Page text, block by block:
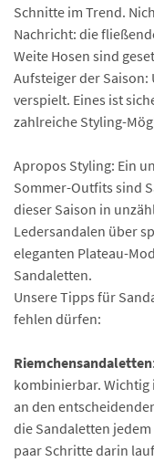
Schnitte im Trend.
Nachricht: die
Weite Hosen sind
Aufsteiger der
verspielt. Eines ist
zahlreiche Styling-
Apropos Styling: Ein
Sommer-Outfits sind
dieser Saison in
Ledersandalen über
eleganten Plateau-
Sandaletten.
Unsere Tipps für
fehlen dürfen:
Riemchensandaletten
kombinierbar. Wichtig
an den
die Sandaletten
paar Schritte darin